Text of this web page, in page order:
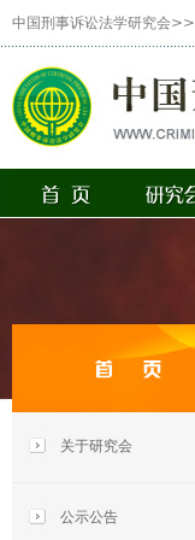
中国刑事诉讼法学研究会>>
关于研究会
公示公告